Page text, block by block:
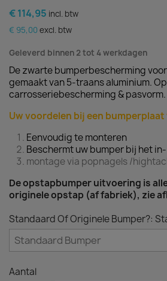
€ 114,95 incl. btw
€ 95,00 excl. btw
Geleverd binnen 2 tot 4 werkdagen
De zwarte bumperbescherming
gemaakt van 5-traans aluminium.
carrosseriebescherming & pasvorm.
Uw voordelen bij een
Eenvoudig te monteren
Beschermt uw bumper bij het
montage via popnagels /
De opstapbumper uitvoering is
originele opstap (af fabriek), zie
Standaard Of Originele Bumper?:
Aantal